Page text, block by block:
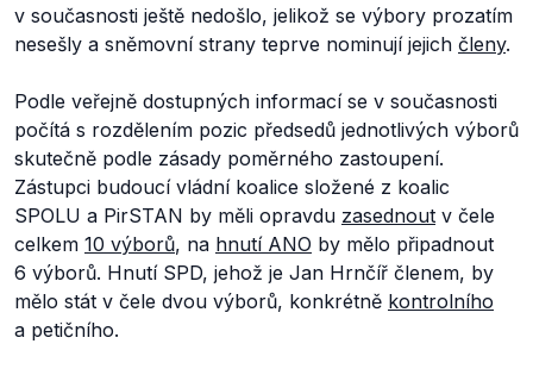
v současnosti ještě nedošlo, jelikož se výbory prozatím
nesešly a sněmovní strany teprve nominují jejich členy.
Podle veřejně dostupných informací se v současnosti
počítá s rozdělením pozic předsedů jednotlivých výborů
skutečně podle zásady poměrného zastoupení.
Zástupci budoucí vládní koalice složené z koalic
SPOLU a PirSTAN by měli opravdu zasednout v čele
celkem 10 výborů, na hnutí ANO by mělo připadnout
6 výborů. Hnutí SPD, jehož je Jan Hrnčíř členem, by
mělo stát v čele dvou výborů, konkrétně kontrolního
a petičního.